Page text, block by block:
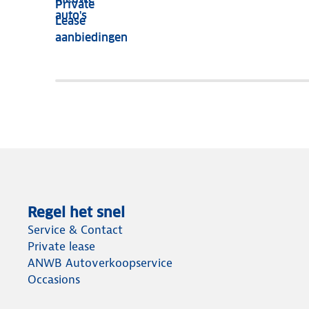
Private
Lease
aanbiedingen
nog
het
terug
auto's
Regel het snel
Service & Contact
Private lease
ANWB Autoverkoopservice
Occasions